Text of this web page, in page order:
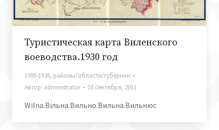
Туристическая карта Виленского
воеводства.1930 год
1900-1938, районы/области/губернии
Автор: administrator 18 сентября, 2011
Wilna.Biльна.Вильно.Вильна.Вильнюс